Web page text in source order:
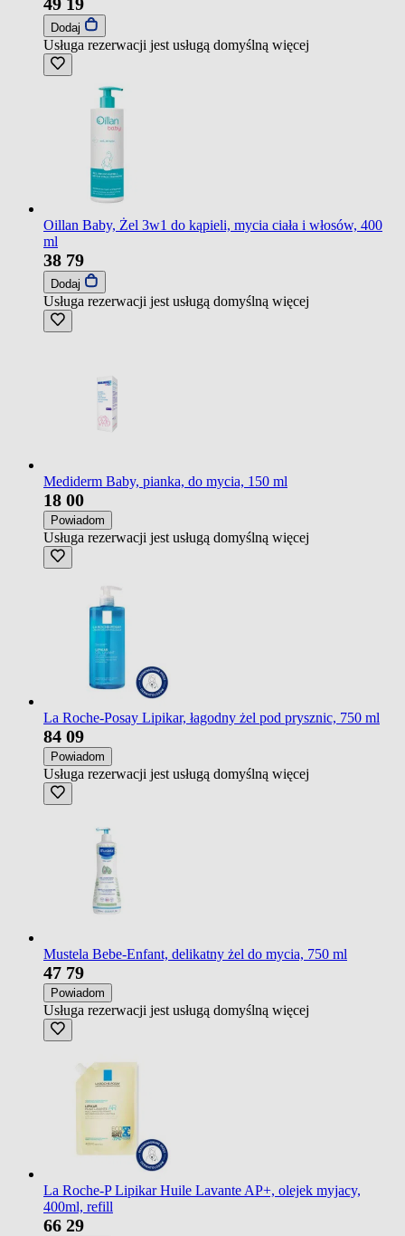
Dodaj
Usługa rezerwacji jest usługą domyślną więcej
Oillan Baby, Żel 3w1 do kąpieli, mycia ciała i włosów, 400
ml
38 79
Dodaj
Usługa rezerwacji jest usługą domyślną więcej
Mediderm Baby, pianka, do mycia, 150 ml
18 00
Powiadom
Usługa rezerwacji jest usługą domyślną więcej
La Roche-Posay Lipikar, łagodny żel pod prysznic, 750 ml
84 09
Powiadom
Usługa rezerwacji jest usługą domyślną więcej
Mustela Bebe-Enfant, delikatny żel do mycia, 750 ml
47 79
Powiadom
Usługa rezerwacji jest usługą domyślną więcej
La Roche-P Lipikar Huile Lavante AP+, olejek myjacy,
400ml, refill
66 29